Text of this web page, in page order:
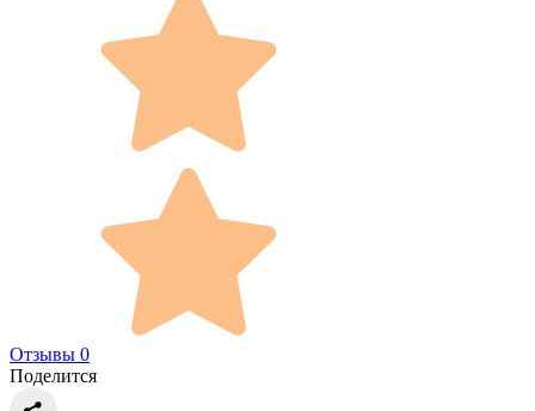
Отзывы 0
Поделится